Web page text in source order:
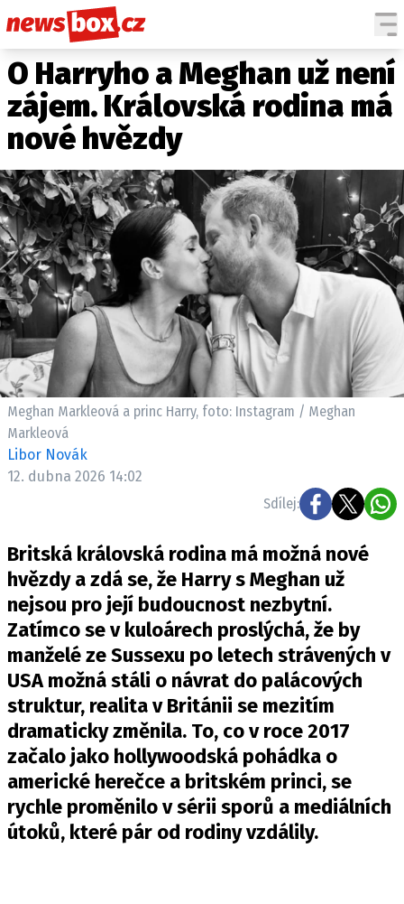
DOMÁCÍ
ZAHRANIČÍ
POČASÍ
KRIMI
EKONOMIKA
KULTURA
SPOLEČNOST
SPORT
ČESKÉ CELEBRITY
SVĚTOVÉ CELEBRITY
SLEDUJTE NÁS NA |
Máte příběh, fotku nebo video?
Pošlete e-mail na newsbox.cz
VYDAVATEL
INZERCE
OSOBNÍ ÚDAJE / COOKIES
VOLNÁ MÍSTA
Provozovatelem serveru newsbox.cz je
INCORP MEDIA GROUP s.r.o., IČ: 118 23 054
O Harryho a Meghan už není
zájem. Královská rodina má
nové hvězdy
Meghan Markleová a princ Harry, foto: Instagram / Meghan
Markleová
Libor Novák
12. dubna 2026 14:02
Sdílej:
Britská královská rodina má možná nové
hvězdy a zdá se, že Harry s Meghan už
nejsou pro její budoucnost nezbytní.
Zatímco se v kuloárech proslýchá, že by
manželé ze Sussexu po letech strávených v
USA možná stáli o návrat do palácových
struktur, realita v Británii se mezitím
dramaticky změnila. To, co v roce 2017
začalo jako hollywoodská pohádka o
americké herečce a britském princi, se
rychle proměnilo v sérii sporů a mediálních
útoků, které pár od rodiny vzdálily.